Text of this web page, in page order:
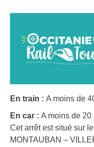
En train : A moins de
En car : A moins de 20
Cet arrêt est situé sur
MONTAUBAN –